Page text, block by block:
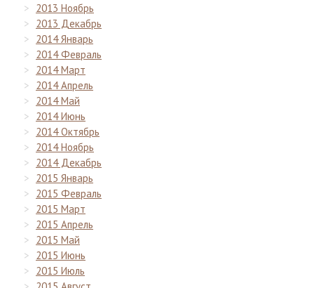
2013 Ноябрь
2013 Декабрь
2014 Январь
2014 Февраль
2014 Март
2014 Апрель
2014 Май
2014 Июнь
2014 Октябрь
2014 Ноябрь
2014 Декабрь
2015 Январь
2015 Февраль
2015 Март
2015 Апрель
2015 Май
2015 Июнь
2015 Июль